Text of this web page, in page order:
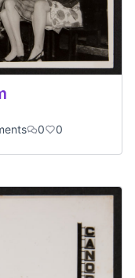
participant
0 0